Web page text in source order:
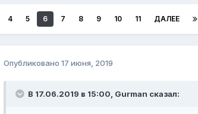
4 5 6 7 8 9 10 11 ДАЛЕЕ
Опубликовано 17 июня, 2019
В 17.06.2019 в 15:00, Gurman сказал: